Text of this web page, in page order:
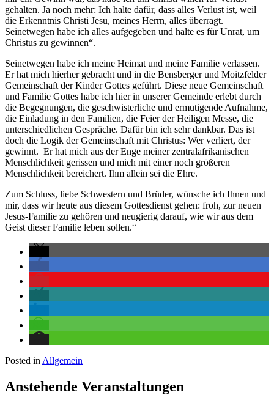
gehalten. Ja noch mehr: Ich halte dafür, dass alles Verlust ist, weil
die Erkenntnis Christi Jesu, meines Herrn, alles überragt.
Seinetwegen habe ich alles aufgegeben und halte es für Unrat, um
Christus zu gewinnen“.
Seinetwegen habe ich meine Heimat und meine Familie verlassen.
Er hat mich hierher gebracht und in die Bensberger und Moitzfelder
Gemeinschaft der Kinder Gottes geführt. Diese neue Gemeinschaft
und Familie Gottes habe ich hier in unserer Gemeinde erlebt durch
die Begegnungen, die geschwisterliche und ermutigende Aufnahme,
die Einladung in den Familien, die Feier der Heiligen Messe, die
unterschiedlichen Gespräche. Dafür bin ich sehr dankbar. Das ist
doch die Logik der Gemeinschaft mit Christus: Wer verliert, der
gewinnt. Er hat mich aus der Enge meiner zentralafrikanischen
Menschlichkeit gerissen und mich mit einer noch größeren
Menschlichkeit bereichert. Ihm allein sei die Ehre.
Zum Schluss, liebe Schwestern und Brüder, wünsche ich Ihnen und
mir, dass wir heute aus diesem Gottesdienst gehen: froh, zur neuen
Jesus-Familie zu gehören und neugierig darauf, wie wir aus dem
Geist dieser Familie leben sollen.“
Posted in Allgemein
Anstehende Veranstaltungen